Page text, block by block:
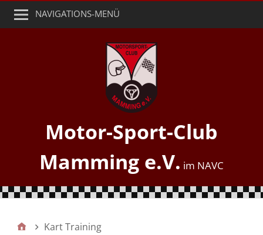
NAVIGATIONS-MENÜ
Motor-Sport-Club
Mamming e.V.
Kart Training